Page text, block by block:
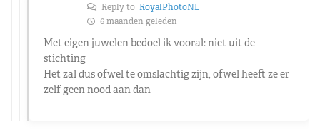
Reply to RoyalPhotoNL
6 maanden geleden
Met eigen juwelen bedoel ik vooral: niet uit de
stichting
Het zal dus ofwel te omslachtig zijn, ofwel heeft ze er
zelf geen nood aan dan